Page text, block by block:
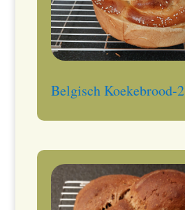
Belgisch Koekebrood-2